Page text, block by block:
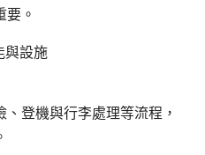
要。
與設施
登機與行李處理等流程，